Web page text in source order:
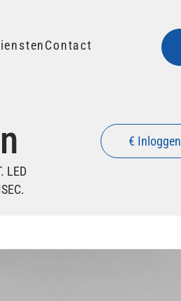
Contact
€ Inloggen
LED